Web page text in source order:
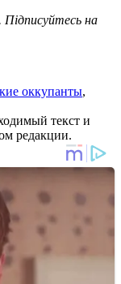
Підписуйтесь на
оккупанты,
текст и
редакции.